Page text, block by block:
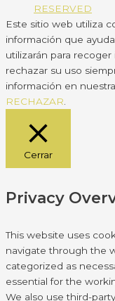
RESERVED
Este sitio web utiliza
información que
utilizarán para
rechazar su uso
información en
RECHAZAR
Cerrar
Privacy
This website uses
navigate through the
categorized as
essential for the
We also use third-